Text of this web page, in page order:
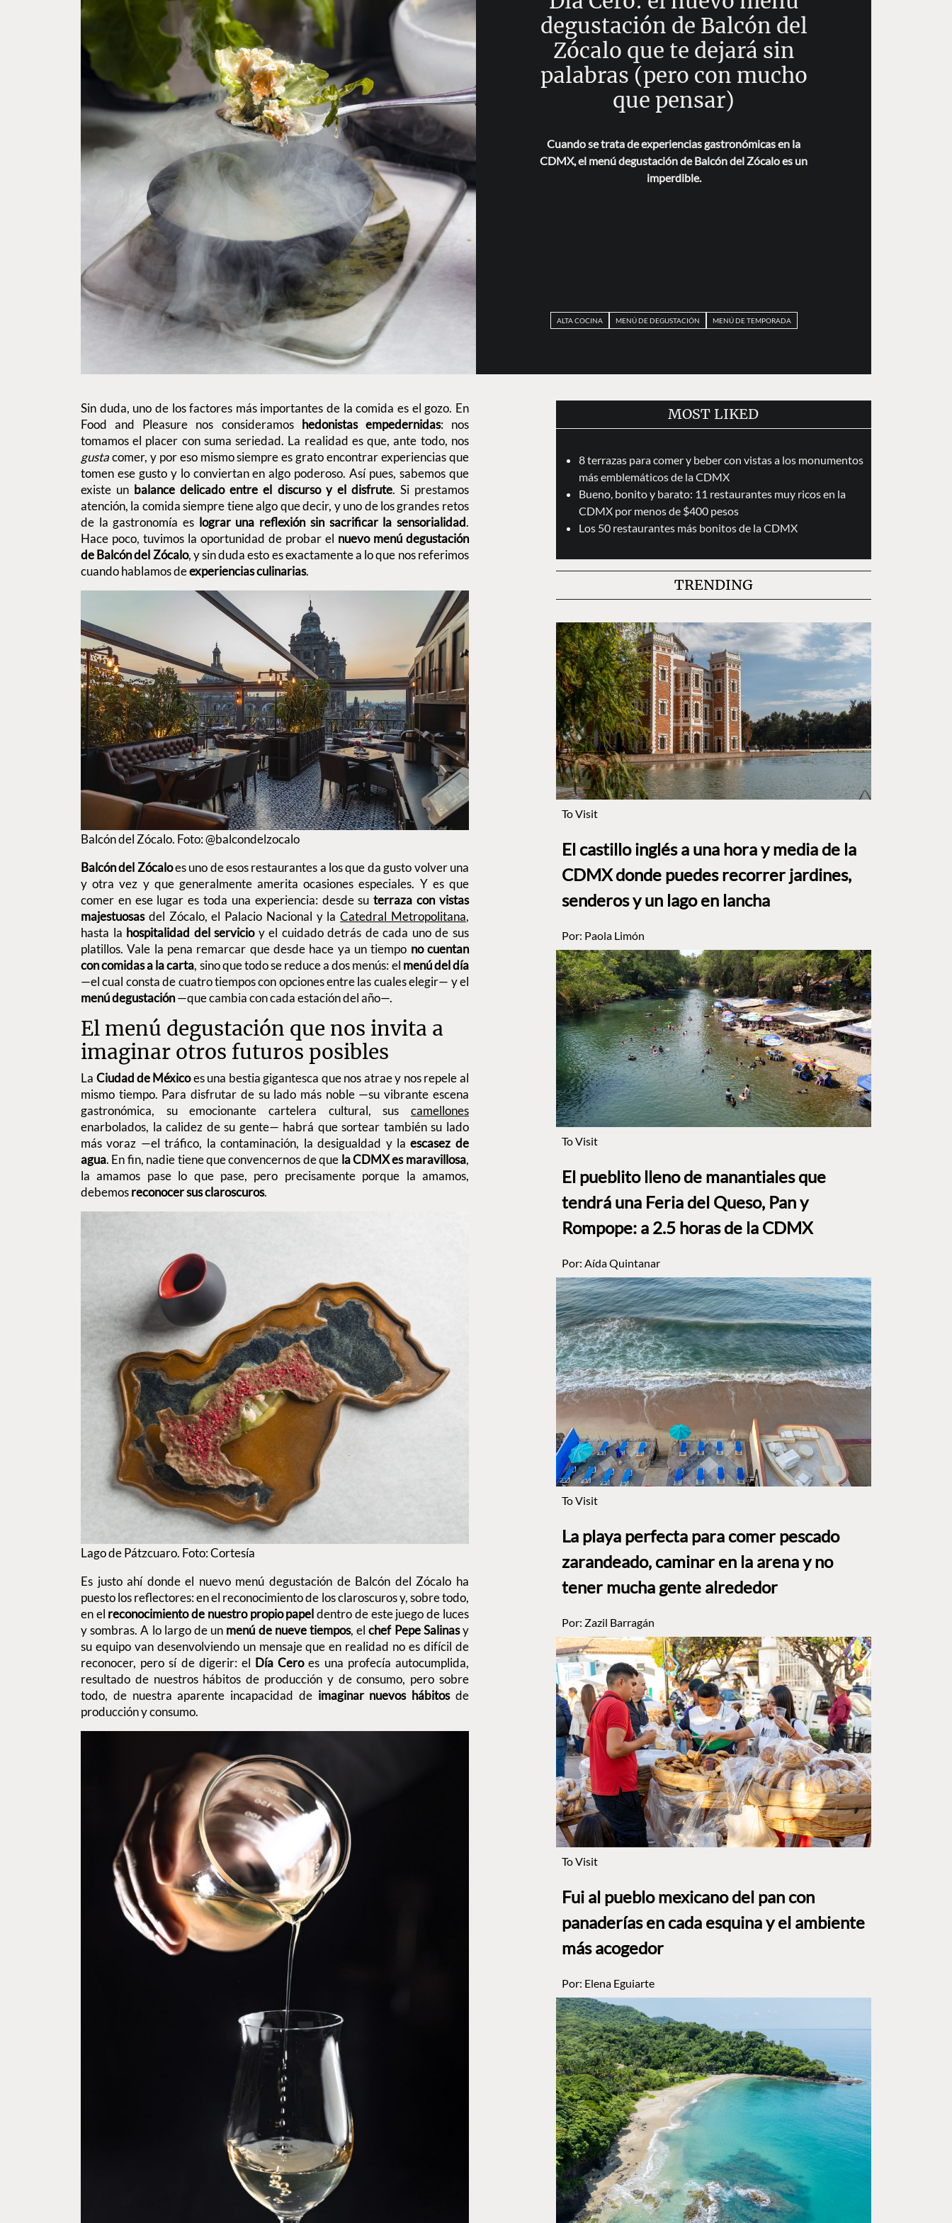
degustación de Balcón del
Zócalo que te dejará sin
palabras (pero con mucho
que pensar)
Cuando se trata de experiencias gastronómicas en la
CDMX, el menú degustación de Balcón del Zócalo es un
imperdible.
ALTA COCINA MENÚ DE DEGUSTACIÓN MENÚ DE TEMPORADA
Sin duda, uno de los factores más importantes de la comida es el gozo. En
Food and Pleasure nos consideramos hedonistas empedernidas: nos
tomamos el placer con suma seriedad. La realidad es que, ante todo, nos
gustacomer, y por eso mismo siempre es grato encontrar experiencias que
tomen ese gusto y lo conviertan en algo poderoso. Así pues, sabemos que
existe un balance delicado entre el discurso y el disfrute. Si prestamos
atención, la comida siempre tiene algo que decir, y uno de los grandes retos
de la gastronomía es lograr una reflexión sin sacrificar la sensorialidad.
Hace poco, tuvimos la oportunidad de probar el nuevo menú degustación
de Balcón del Zócalo, y sin duda esto es exactamente a lo que nos referimos
cuando hablamos deexperiencias culinarias.
Balcón del Zócalo. Foto: @balcondelzocalo
Balcón del Zócaloes uno de esos restaurantes a los que da gusto volver una
y otra vez y que generalmente amerita ocasiones especiales. Y es que
comer en ese lugar es toda una experiencia: desde suterraza con vistas
majestuosasdel Zócalo, el Palacio Nacional y laCatedral Metropolitana,
hasta la hospitalidad del servicioy el cuidado detrás de cada uno de sus
platillos. Vale la pena remarcar que desde hace ya un tiempo no cuentan
con comidas a la carta, sino que todo se reduce a dos menús: el menú del día
—el cual consta de cuatro tiempos con opciones entre las cuales elegir— y el
menú degustación—que cambia con cada estación del año—.
El menú degustación que nos invita a
imaginar otros futuros posibles
La Ciudad de Méxicoes una bestia gigantesca que nos atrae y nos repele al
mismo tiempo. Para disfrutar de su lado más noble —su vibrante escena
gastronómica, su emocionante cartelera cultural, sus camellones
enarbolados, la calidez de su gente— habrá que sortear también su lado
más voraz —el tráfico, la contaminación, la desigualdad y laescasez de
agua. En fin, nadie tiene que convencernos de que la CDMX es maravillosa,
la amamos pase lo que pase, pero precisamente porque la amamos,
debemosreconocer sus claroscuros.
Lago de Pátzcuaro. Foto: Cortesía
Es justo ahí donde el nuevo menú degustación de Balcón del Zócalo ha
puesto los reflectores: en el reconocimiento de los claroscuros y, sobre todo,
en el reconocimiento de nuestro propio papeldentro de este juego de luces
y sombras. A lo largo de un menú de nueve tiempos, elchef Pepe Salinasy
su equipo van desenvolviendo un mensaje que en realidad no es difícil de
reconocer, pero sí de digerir: el Día Ceroes una profecía autocumplida,
resultado de nuestros hábitos de producción y de consumo, pero sobre
todo, de nuestra aparente incapacidad de imaginar nuevos hábitos de
producción y consumo.
MOST LIKED
8 terrazas para comer y beber con vistas a los monumentos
más emblemáticos de la CDMX
Bueno, bonito y barato: 11 restaurantes muy ricos en la
CDMX por menos de $400 pesos
Los 50 restaurantes más bonitos de la CDMX
TRENDING
To Visit
El castillo inglés a una hora y media de la
CDMX donde puedes recorrer jardines,
senderos y un lago en lancha
Por: Paola Limón
To Visit
El pueblito lleno de manantiales que
tendrá una Feria del Queso, Pan y
Rompope: a 2.5 horas de la CDMX
Por: Aída Quintanar
To Visit
La playa perfecta para comer pescado
zarandeado, caminar en la arena y no
tener mucha gente alrededor
Por: Zazil Barragán
To Visit
Fui al pueblo mexicano del pan con
panaderías en cada esquina y el ambiente
más acogedor
Por: Elena Eguiarte